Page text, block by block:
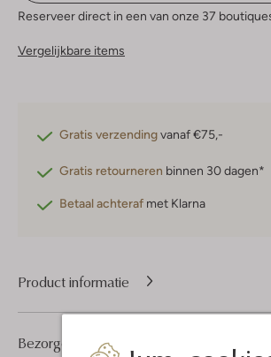
Reserveer direct in een van onze 37
Vergelijkbare items
Gratis verzendingvanaf €75,-
Gratis retourneren binnen 30 dagen*
Betaal achteraf met Klarna
Product informatie
Bezorgen & retourneren